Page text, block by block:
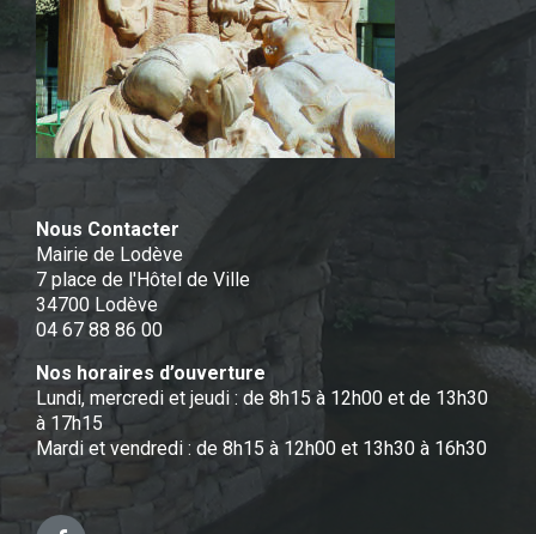
Nous Contacter
Mairie de Lodève
7 place de l'Hôtel de Ville
34700 Lodève
04 67 88 86 00
Nos horaires d’ouverture
Lundi, mercredi et jeudi : de 8h15 à 12h00 et de 13h30
à 17h15
Mardi et vendredi : de 8h15 à 12h00 et 13h30 à 16h30